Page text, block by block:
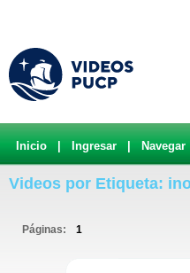
Inicio Ingresar Navegar
Videos por Etiqueta:
Páginas: 1